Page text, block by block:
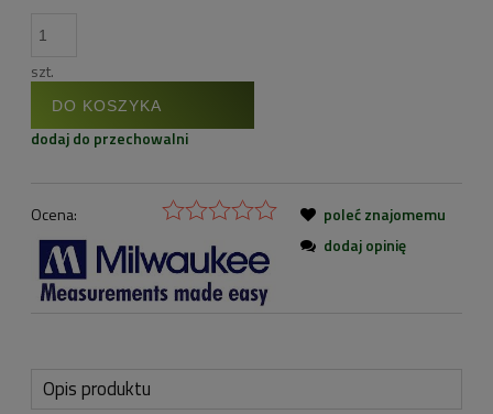
szt.
DO KOSZYKA
dodaj do przechowalni
Ocena:
poleć znajomemu
dodaj opinię
Opis produktu